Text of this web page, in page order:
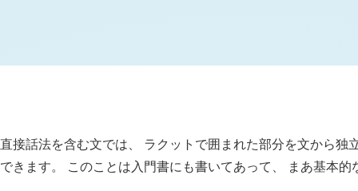
直接話法を含む文では、 ラクットで囲まれた部分を文から独
できます。 このことは入門書にも書いてあって、 まあ基本的